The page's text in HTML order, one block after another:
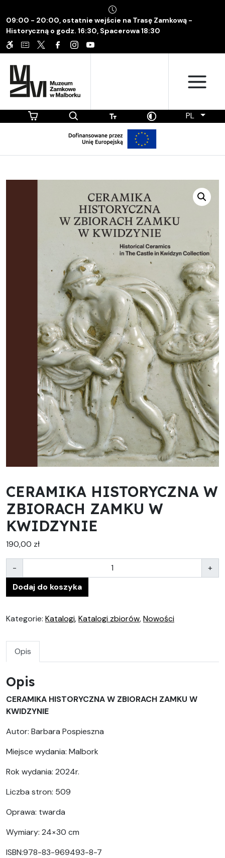
09:00 - 20:00, ostatnie wejście na Trasę Zamkową -
Historyczną o godz. 16:30, Spacerowa 18:30
PL
CERAMIKA HISTORYCZNA W
ZBIORACH ZAMKU W
KWIDZYNIE
190,00 zł
-
+
Dodaj do koszyka
Kategorie: Katalogi,Katalogi zbiorów,Nowości
Opis
Opis
CERAMIKA HISTORYCZNA W ZBIORACH ZAMKU W
KWIDZYNIE
Autor: Barbara Pospieszna
Miejsce wydania: Malbork
Rok wydania: 2024r.
Liczba stron: 509
Oprawa: twarda
Wymiary: 24×30 cm
ISBN:978-83-969493-8-7